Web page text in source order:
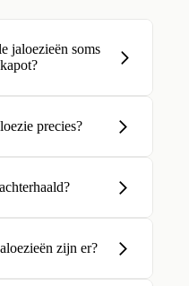
jaloezieën soms
precies?
zijn er?